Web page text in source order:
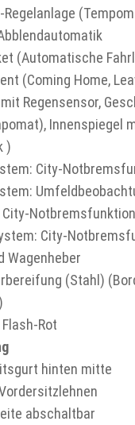
(Automatische
(Coming Home,
Regensensor,
Innenspiegel
)
City-
Notbremsfunktion
City-
Wagenheber
(Stahl)
Rot
hinten mitte
abschaltbar